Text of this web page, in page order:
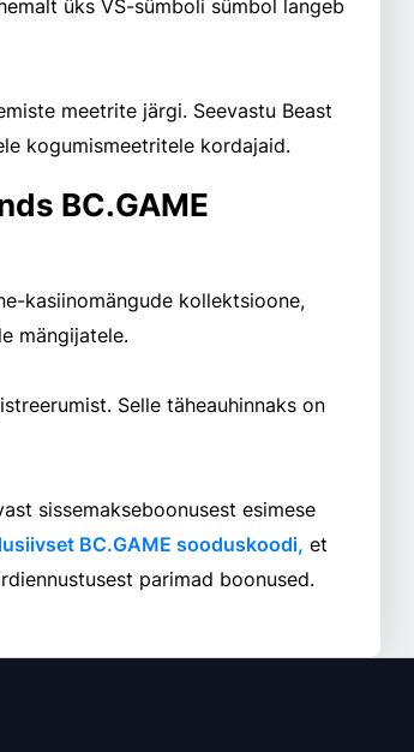
üks VS-sümboli sümbol langeb
meetrite järgi. Seevastu Beast
kogumismeetritele kordajaid.
BC.GAME
kasiinomängude kollektsioone,
mängijatele.
Selle täheauhinnaks on
sissemakseboonusest esimese
BC.GAME sooduskoodi, et
parimad boonused.